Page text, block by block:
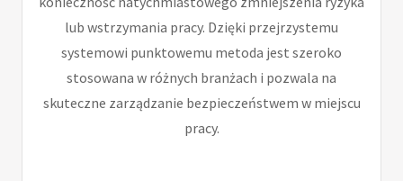
lub wstrzymania pracy. Dzięki przejrzystemu
systemowi punktowemu metoda jest szeroko
stosowana w różnych branżach i pozwala na
skuteczne zarządzanie bezpieczeństwem w miejscu
pracy.